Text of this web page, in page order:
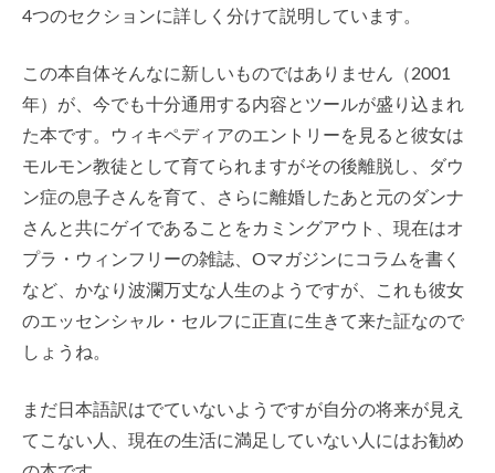
4つのセクションに詳しく分けて説明しています。
この本自体そんなに新しいものではありません（2001
年）が、今でも十分通用する内容とツールが盛り込まれ
た本です。ウィキペディアのエントリーを見ると彼女は
モルモン教徒として育てられますがその後離脱し、ダウ
ン症の息子さんを育て、さらに離婚したあと元のダンナ
さんと共にゲイであることをカミングアウト、現在はオ
プラ・ウィンフリーの雑誌、Oマガジンにコラムを書く
など、かなり波瀾万丈な人生のようですが、これも彼女
のエッセンシャル・セルフに正直に生きて来た証なので
しょうね。
まだ日本語訳はでていないようですが自分の将来が見え
てこない人、現在の生活に満足していない人にはお勧め